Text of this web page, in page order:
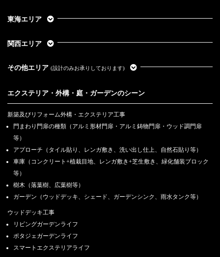
東海エリア
関西エリア
その他エリア (設計のみお承りしております)
エクステリア・外構・庭・ガーデンのシーン
新築及びリフォーム外構・エクステリア工事
門まわり門扉の種類（アルミ形材門扉・アルミ鋳物門扉・ウッド調門扉
等）
アプローチ（タイル貼り、レンガ敷き、洗い出し仕上、自然石貼り等）
車庫（コンクリート+植栽目地、レンガ敷き+芝生敷き、緑化舗装ブロック
等）
樹木（落葉樹、広葉樹等）
ガーデン（ウッドデッキ、シェード、ガーデンシンク、雨水タンク等）
ウッドデッキ工事
リビングガーデンライフ
ポタジェガーデンライフ
スマートエクステリアライフ